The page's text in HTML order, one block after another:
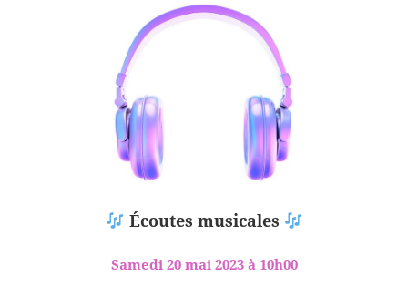
Écoutes musicales
Samedi 20 mai 2023 à 10h00